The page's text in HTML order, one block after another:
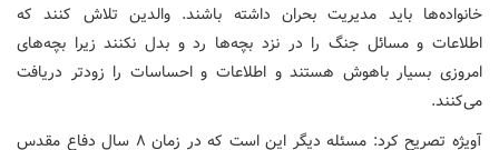
خانواده‌ها باید مدیریت بحران داشته باشند. والدین تلاش کنند که
اطلاعات و مسائل جنگ را در نزد بچه‌ها رد و بدل نکنند زیرا بچه‌های
امروزی بسیار باهوش هستند و اطلاعات و احساسات را زودتر دریافت
می‌کنند.
آویژه تصریح کرد: مسئله دیگر این است که در زمان ۸ سال دفاع مقدس